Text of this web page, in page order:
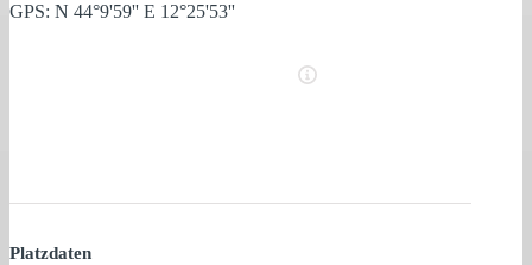
GPS: N 44°9'59'' E 12°25'53''
Platzdaten